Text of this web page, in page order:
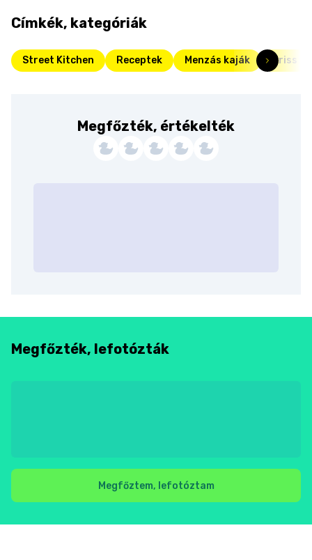
Címkék, kategóriák
Street Kitchen Receptek Menzás kaják Friss
Megfőzték, értékelték
Megfőzték, lefotózták
Megfőztem, lefotóztam